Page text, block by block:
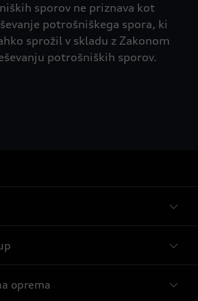
sporov ne priznava kot
potrošniškega spora, ki
sprožil v skladu z Zakonom
potrošniških sporov.
oprema